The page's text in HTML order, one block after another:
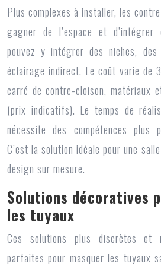
Plus complexes à installer, les
gagner de l’espace et d’intégrer
pouvez y intégrer des niches,
éclairage indirect. Le coût varie de
carré de contre-cloison, matériaux
(prix indicatifs). Le temps de
nécessite des compétences plus
C’est la solution idéale pour une
design sur mesure.
Solutions décoratives
les tuyaux
Ces solutions plus discrètes et
parfaites pour masquer les tuyaux